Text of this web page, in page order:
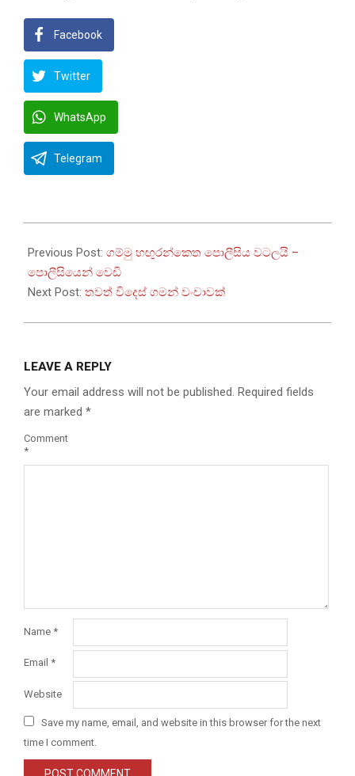
Facebook
Twitter
WhatsApp
Telegram
06-
27
Previous Post: ගම්මු හඟුරන්කෙත පොලීසිය වටලයි –
පොලීසියෙන් වෙඩි
Next Post: තවත් විදෙස් ගමන් වංචාවක්
LEAVE A REPLY
Your email address will not be published. Required fields
are marked *
Comment
*
Name *
Email *
Website
Save my name, email, and website in this browser for the next
time I comment.